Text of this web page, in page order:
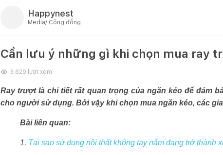
Happynest
Media/ Cộng đồng
Cần lưu ý những gì khi chọn mua ray
3.629 lượt xem
Ray trượt là chi tiết rất quan trọng của ngăn kéo để đảm
cho người sử dụng. Bởi vậy khi chọn mua ngăn kéo, các
Bài liên quan:
1. Tại sao sử dụng nội thất không tay nắm đang trở thành